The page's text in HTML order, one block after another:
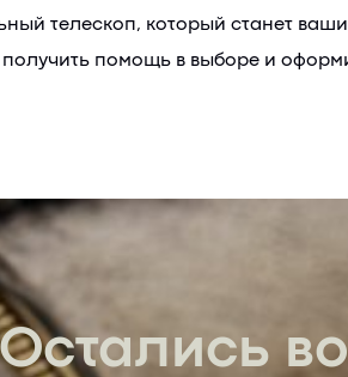
телескоп, который станет
помощь в выборе и